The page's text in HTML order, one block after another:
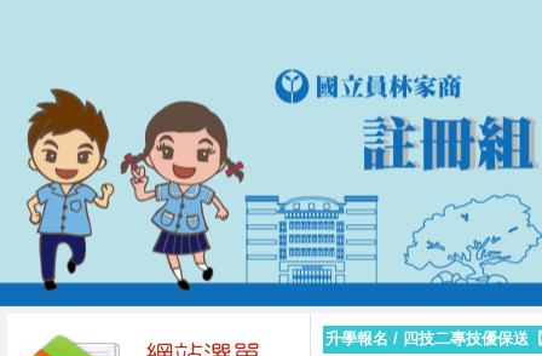
升學報名 / 四技二專技優保送